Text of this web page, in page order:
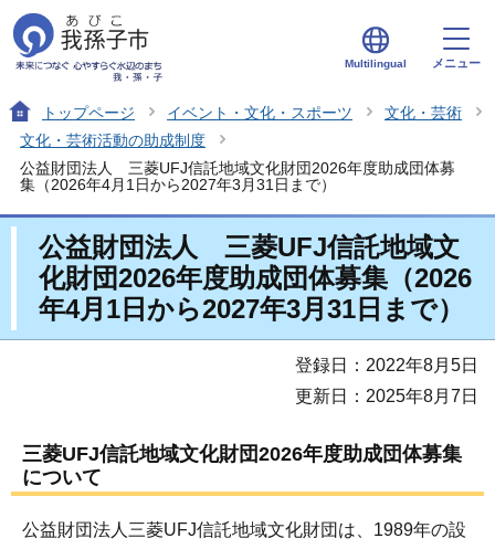
Multilingual メニュー
トップページ イベント・文化・スポーツ
文化・芸術
文化・芸術活動の助成制度
公益財団法人 三菱UFJ信託地域文化財団2026年度助成団体募
集（2026年4月1日から2027年3月31日まで）
公益財団法人 三菱UFJ信託地域文
化財団2026年度助成団体募集（2026
年4月1日から2027年3月31日まで）
登録日：2022年8月5日
更新日：2025年8月7日
三菱UFJ信託地域文化財団2026年度助成団体募集
について
公益財団法人三菱UFJ信託地域文化財団は、1989年の設